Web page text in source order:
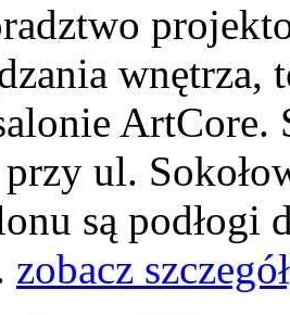
ArtCore.
ul.
są
zobacz